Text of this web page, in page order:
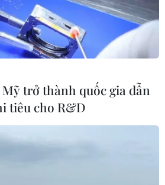
trở thành quốc gia dẫn
tiêu cho R&D